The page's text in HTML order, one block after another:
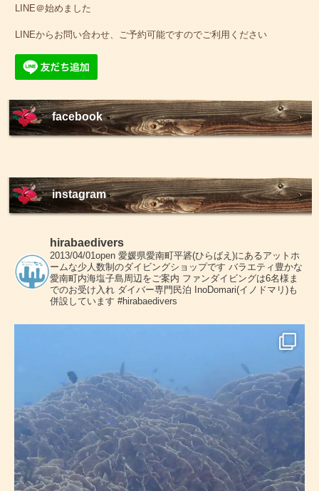
LINE＠始めました
LINEからお問い合わせ、ご予約可能ですのでご利用ください
facebook
instagram
hirabaedivers
2013/04/01open 愛媛県愛南町平碆(ひらばえ)にあるアットホ
ームな少人数制のダイビングショップです バラエティ豊かな
愛南町内海塩子島周辺をご案内 ファンダイビングは6名様ま
でのお受け入れ ダイバー専門民泊 InoDomari(イノドマリ)も
併設しています #hirabaedivers